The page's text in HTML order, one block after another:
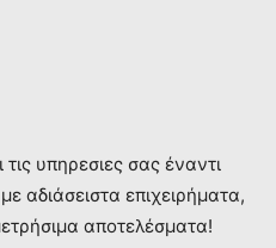
υπηρεσιες σας έναντι
αδιάσειστα επιχειρήματα,
αποτελέσματα!